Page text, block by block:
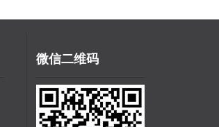
微信二维码